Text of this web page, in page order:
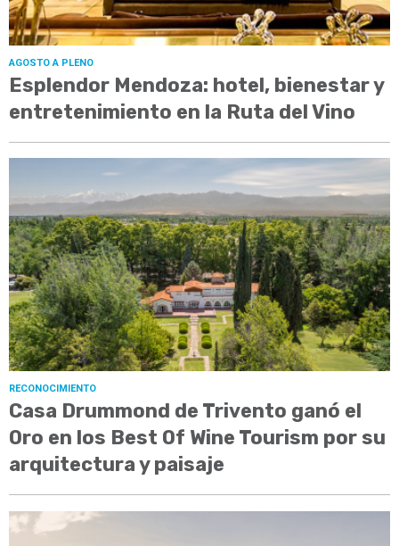
AGOSTO A PLENO
Esplendor Mendoza: hotel, bienestar y
entretenimiento en la Ruta del Vino
RECONOCIMIENTO
Casa Drummond de Trivento ganó el
Oro en los Best Of Wine Tourism por su
arquitectura y paisaje